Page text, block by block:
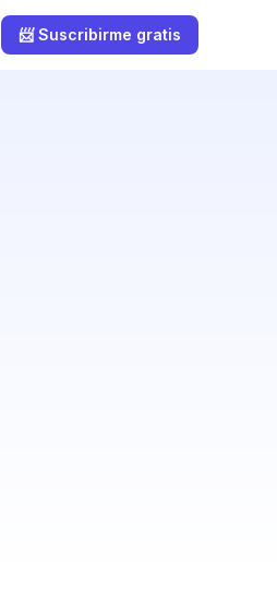
📨 Suscribirme gratis